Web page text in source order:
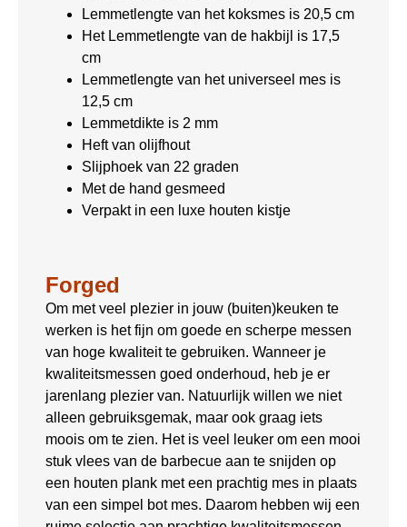
Lemmetlengte van het koksmes is 20,5 cm
Het Lemmetlengte van de hakbijl is 17,5
cm
Lemmetlengte van het universeel mes is
12,5 cm
Lemmetdikte is 2 mm
Heft van olijfhout
Slijphoek van 22 graden
Met de hand gesmeed
Verpakt in een luxe houten kistje
Forged
Om met veel plezier in jouw (buiten)keuken te
werken is het fijn om goede en scherpe messen
van hoge kwaliteit te gebruiken. Wanneer je
kwaliteitsmessen goed onderhoud, heb je er
jarenlang plezier van. Natuurlijk willen we niet
alleen gebruiksgemak, maar ook graag iets
moois om te zien. Het is veel leuker om een mooi
stuk vlees van de barbecue aan te snijden op
een houten plank met een prachtig mes in plaats
van een simpel bot mes. Daarom hebben wij een